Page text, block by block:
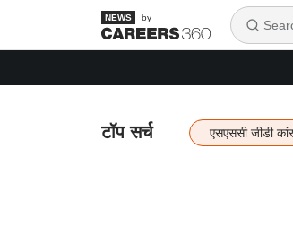
by
टॉप सर्च एसएससी जीडी